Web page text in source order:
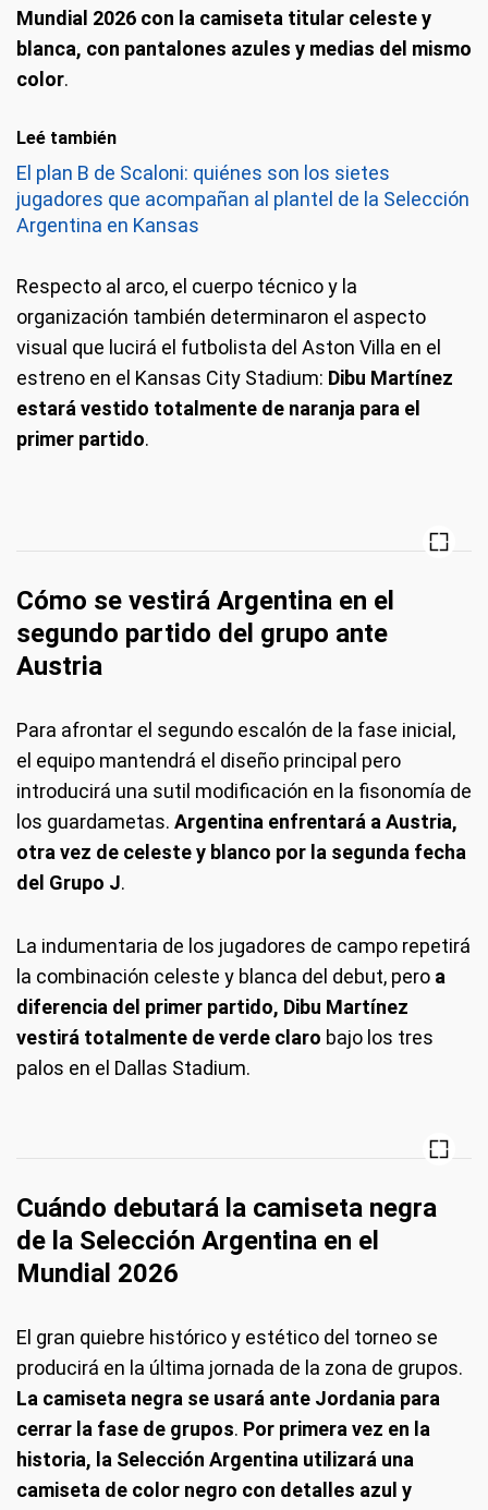
Mundial 2026 con la camiseta titular celeste y
blanca, con pantalones azules y medias del mismo
color.
Leé también
El plan B de Scaloni: quiénes son los sietes
jugadores que acompañan al plantel de la Selección
Argentina en Kansas
Respecto al arco, el cuerpo técnico y la
organización también determinaron el aspecto
visual que lucirá el futbolista del Aston Villa en el
estreno en el Kansas City Stadium: Dibu Martínez
estará vestido totalmente de naranja para el
primer partido.
Cómo se vestirá Argentina en el
segundo partido del grupo ante
Austria
Para afrontar el segundo escalón de la fase inicial,
el equipo mantendrá el diseño principal pero
introducirá una sutil modificación en la fisonomía de
los guardametas. Argentina enfrentará a Austria,
otra vez de celeste y blanco por la segunda fecha
del Grupo J.
La indumentaria de los jugadores de campo repetirá
la combinación celeste y blanca del debut, pero a
diferencia del primer partido, Dibu Martínez
vestirá totalmente de verde claro bajo los tres
palos en el Dallas Stadium.
Cuándo debutará la camiseta negra
de la Selección Argentina en el
Mundial 2026
El gran quiebre histórico y estético del torneo se
producirá en la última jornada de la zona de grupos.
La camiseta negra se usará ante Jordania para
cerrar la fase de grupos. Por primera vez en la
historia, la Selección Argentina utilizará una
camiseta de color negro con detalles azul y